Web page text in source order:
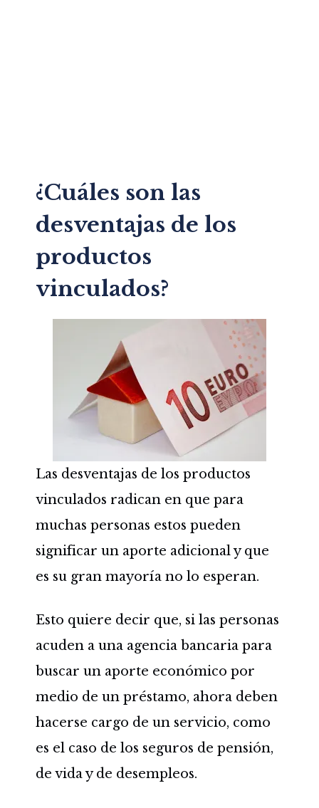
¿Cuáles son las
desventajas de los
productos
vinculados?
Las desventajas de los productos
vinculados radican en que para
muchas personas estos pueden
significar un aporte adicional y que
es su gran mayoría no lo esperan.
Esto quiere decir que, si las personas
acuden a una agencia bancaria para
buscar un aporte económico por
medio de un préstamo, ahora deben
hacerse cargo de un servicio, como
es el caso de los seguros de pensión,
de vida y de desempleos.